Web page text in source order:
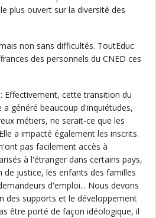
plus ouvert sur la diversité des
non sans difficultés. ToutEduc
des personnels du CNED ces
: Effectivement, cette transition du
a généré beaucoup d'inquiétudes,
métiers, ne serait-ce que les
a impacté également les inscrits.
pas facilement accès à
à l'étranger dans certains pays,
de justice, les enfants des familles
d'emploi... Nous devons
des supports et le développement
être porté de façon idéologique, il